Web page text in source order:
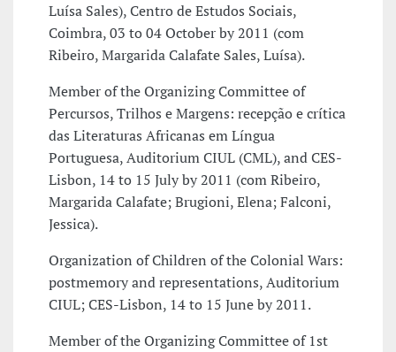
Luísa Sales), Centro de Estudos Sociais,
Coimbra, 03 to 04 October by 2011 (com
Ribeiro, Margarida Calafate Sales, Luísa).
Member of the Organizing Committee of
Percursos, Trilhos e Margens: recepção e crítica
das Literaturas Africanas em Língua
Portuguesa, Auditorium CIUL (CML), and CES-
Lisbon, 14 to 15 July by 2011 (com Ribeiro,
Margarida Calafate; Brugioni, Elena; Falconi,
Jessica).
Organization of Children of the Colonial Wars:
postmemory and representations, Auditorium
CIUL; CES-Lisbon, 14 to 15 June by 2011.
Member of the Organizing Committee of 1st